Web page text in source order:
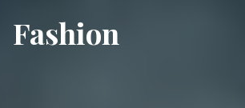
Fashion